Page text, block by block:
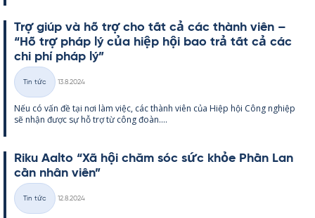
Trợ giúp và hỗ trợ cho tất cả các thành viên –
“Hỗ trợ pháp lý của hiệp hội bao trả tất cả các
chi phí pháp lý”
Thể
loại
Tin tức
13.8.2024
Nếu có vấn đề tại nơi làm việc, các thành viên của Hiệp hội Công ng­hiệp
sẽ nhận được sự hỗ trợ từ công đoàn....
Riku Aalto “Xã hội chăm sóc sức khỏe Phần Lan
cần nhân viên”
Thể
Tin tức
12.8.2024